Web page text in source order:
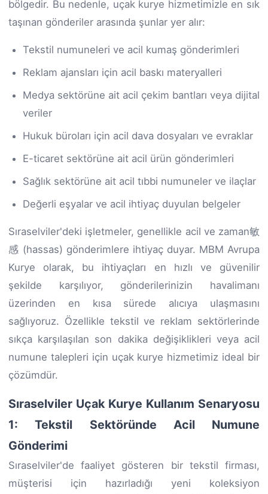
bölgedir. Bu nedenle, uçak kurye hizmetimizle en sık
taşınan gönderiler arasında şunlar yer alır:
Tekstil numuneleri ve acil kumaş gönderimleri
Reklam ajansları için acil baskı materyalleri
Medya sektörüne ait acil çekim bantları veya dijital
veriler
Hukuk büroları için acil dava dosyaları ve evraklar
E-ticaret sektörüne ait acil ürün gönderimleri
Sağlık sektörüne ait acil tıbbi numuneler ve ilaçlar
Değerli eşyalar ve acil ihtiyaç duyulan belgeler
Sıraselviler'deki işletmeler, genellikle acil ve zaman敏
感 (hassas) gönderimlere ihtiyaç duyar. MBM Avrupa
Kurye olarak, bu ihtiyaçları en hızlı ve güvenilir
şekilde karşılıyor, gönderilerinizin havalimanı
üzerinden en kısa sürede alıcıya ulaşmasını
sağlıyoruz. Özellikle tekstil ve reklam sektörlerinde
sıkça karşılaşılan son dakika değişiklikleri veya acil
numune talepleri için uçak kurye hizmetimiz ideal bir
çözümdür.
Sıraselviler Uçak Kurye Kullanım Senaryosu
1: Tekstil Sektöründe Acil Numune
Gönderimi
Sıraselviler'de faaliyet gösteren bir tekstil firması,
müşterisi için hazırladığı yeni koleksiyon